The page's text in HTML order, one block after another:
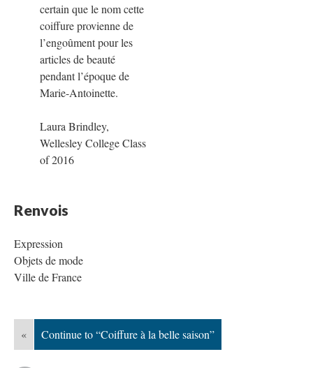
certain que le nom cette
coiffure provienne de
l’engoûment pour les
articles de beauté
pendant l’époque de
Marie-Antoinette.
Laura Brindley,
Wellesley College Class
of 2016
Renvois
Expression
Objets de mode
Ville de France
« Continue to “Coiffure à la belle saison”